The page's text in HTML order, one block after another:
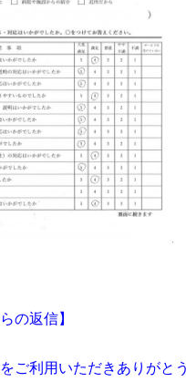
の返信】
ご利用いただきありがと